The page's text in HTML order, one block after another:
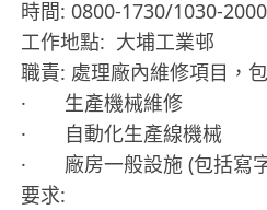
時間: 0800-1730/1030-
工作地點: 大埔工業邨
職責: 處理廠內維修項目，
· 生產機械維修
· 自動化生產線機械
· 廠房一般設施 (包括寫
要求: